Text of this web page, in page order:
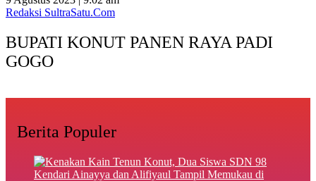
Redaksi SultraSatu.Com
BUPATI KONUT PANEN RAYA PADI
GOGO
Berita Populer